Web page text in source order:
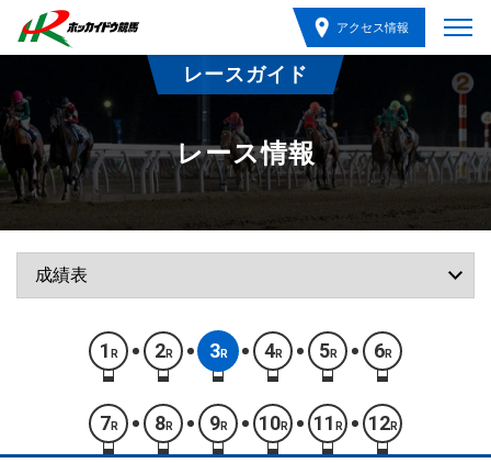
アクセス情報
レースガイド
レース情報
1 R 2R 3R 4R 5R 6R
7 R 8R 9R 10R 11 R 12R